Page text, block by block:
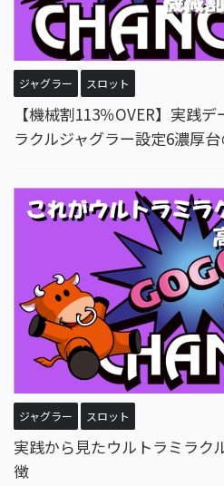
ジャグラー スロット
【機械割113％OVER】実践
ラクルジャグラー設定6濃厚
ジャグラー スロット
実践から見たウルトラミラク
徴